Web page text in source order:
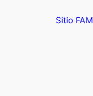
Sitio FAM